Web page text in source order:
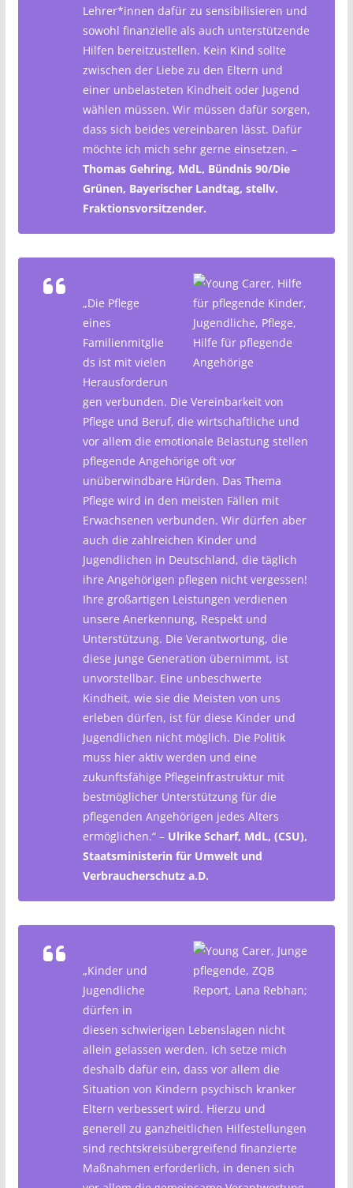
Lehrer*innen dafür zu sensibilisieren und
sowohl finanzielle als auch unterstützende
Hilfen bereitzustellen. Kein Kind sollte
zwischen der Liebe zu den Eltern und
einer unbelasteten Kindheit oder Jugend
wählen müssen. Wir müssen dafür sorgen,
dass sich beides vereinbaren lässt. Dafür
möchte ich mich sehr gerne einsetzen. –
Thomas Gehring, MdL, Bündnis 90/Die
Grünen, Bayerischer Landtag, stellv.
Fraktionsvorsitzender.
„Die Pflege
eines
Familienmitglie
ds ist mit vielen
Herausforderun
gen verbunden. Die Vereinbarkeit von
Pflege und Beruf, die wirtschaftliche und
vor allem die emotionale Belastung stellen
pflegende Angehörige oft vor
unüberwindbare Hürden. Das Thema
Pflege wird in den meisten Fällen mit
Erwachsenen verbunden. Wir dürfen aber
auch die zahlreichen Kinder und
Jugendlichen in Deutschland, die täglich
ihre Angehörigen pflegen nicht vergessen!
Ihre großartigen Leistungen verdienen
unsere Anerkennung, Respekt und
Unterstützung. Die Verantwortung, die
diese junge Generation übernimmt, ist
unvorstellbar. Eine unbeschwerte
Kindheit, wie sie die Meisten von uns
erleben dürfen, ist für diese Kinder und
Jugendlichen nicht möglich. Die Politik
muss hier aktiv werden und eine
zukunftsfähige Pflegeinfrastruktur mit
bestmöglicher Unterstützung für die
pflegenden Angehörigen jedes Alters
ermöglichen.“ – Ulrike Scharf, MdL, (CSU),
Staatsministerin für Umwelt und
Verbraucherschutz a.D.
„Kinder und
Jugendliche
dürfen in
diesen schwierigen Lebenslagen nicht
allein gelassen werden. Ich setze mich
deshalb dafür ein, dass vor allem die
Situation von Kindern psychisch kranker
Eltern verbessert wird. Hierzu und
generell zu ganzheitlichen Hilfestellungen
sind rechtskreisübergreifend finanzierte
Maßnahmen erforderlich, in denen sich